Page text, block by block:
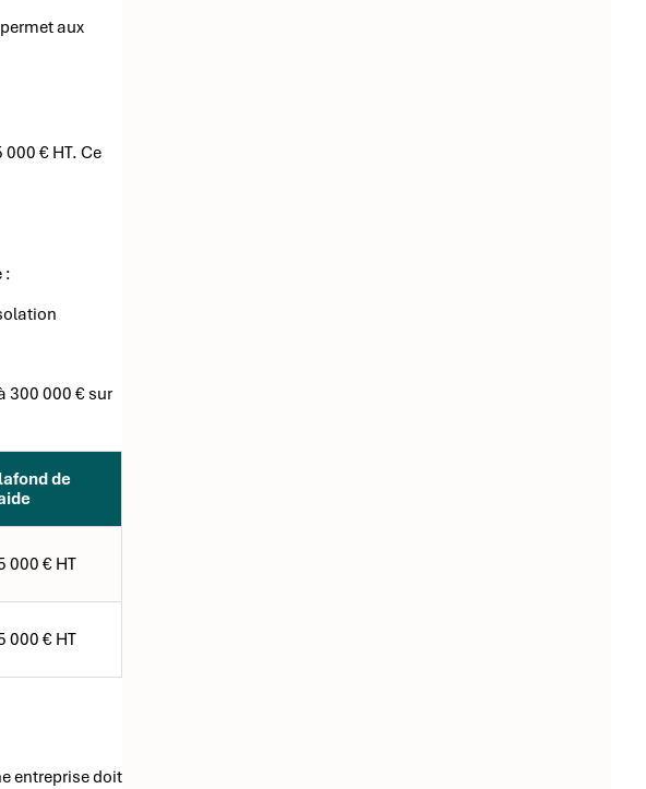
aux
€ HT. Ce
:
300 000 € sur
de
000 € HT
000 € HT
entreprise doit